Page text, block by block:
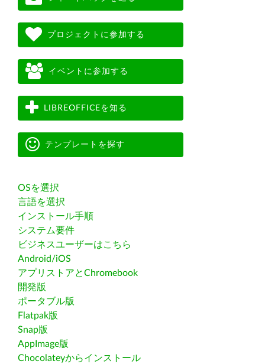
プロジェクトに参加する
イベントに参加する
LIBREOFFICEを知る
テンプレートを探す
OSを選択
言語を選択
インストール手順
システム要件
ビジネスユーザーはこちら
Android/iOS
アプリストアとChromebook
開発版
ポータブル版
Flatpak版
Snap版
AppImage版
Chocolateyからインストール